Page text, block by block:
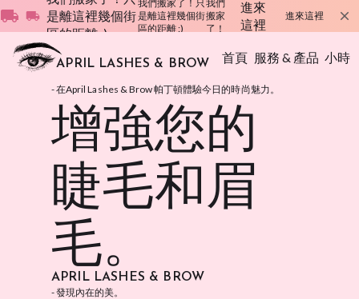
local_shipping local_shipping 是離這裡幾個街
區的距離 :)
我們搬家了！只
是離這裡幾個街
區的距離 :)
我們
搬家
了！
進來
這裡
進來這裡 close
APRIL LASHES & BROW 首頁 服務 & 產品 小時
- 在April Lashes & Brow 帕丁頓體驗今日的時尚魅力。
增強您的
睫毛和眉
毛。
APRIL LASHES & BROW
- 發現內在的美。